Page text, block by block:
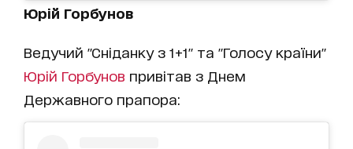
Юрій Горбунов
Ведучий "Сніданку з 1+1" та "Голосу країни"
Юрій Горбунов привітав з Днем
Державного прапора: